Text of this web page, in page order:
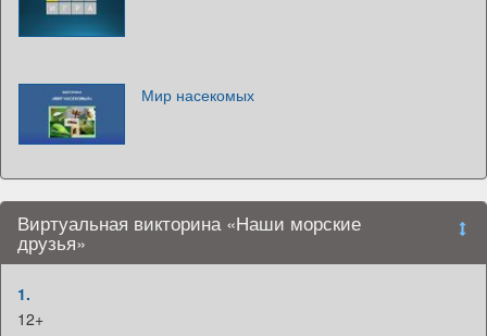
Мир насекомых
Виртуальная викторина «Наши морские
друзья»
1.
12+